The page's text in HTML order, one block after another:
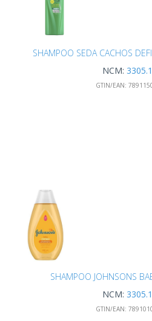
SHAMPOO SEDA CACHOS
NCM:
GTIN/EAN:
SHAMPOO JOHNSONS
NCM:
GTIN/EAN: